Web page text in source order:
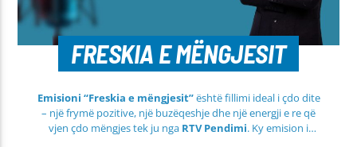
FRESKIA E MËNGJESIT
Emisioni “Freskia e mëngjesit”është fillimi ideal i çdo dite
– një frymë pozitive, një buzëqeshje dhe një energji e re që
vjen çdo mëngjes tek ju nga RTV Pendimi. Ky emision i